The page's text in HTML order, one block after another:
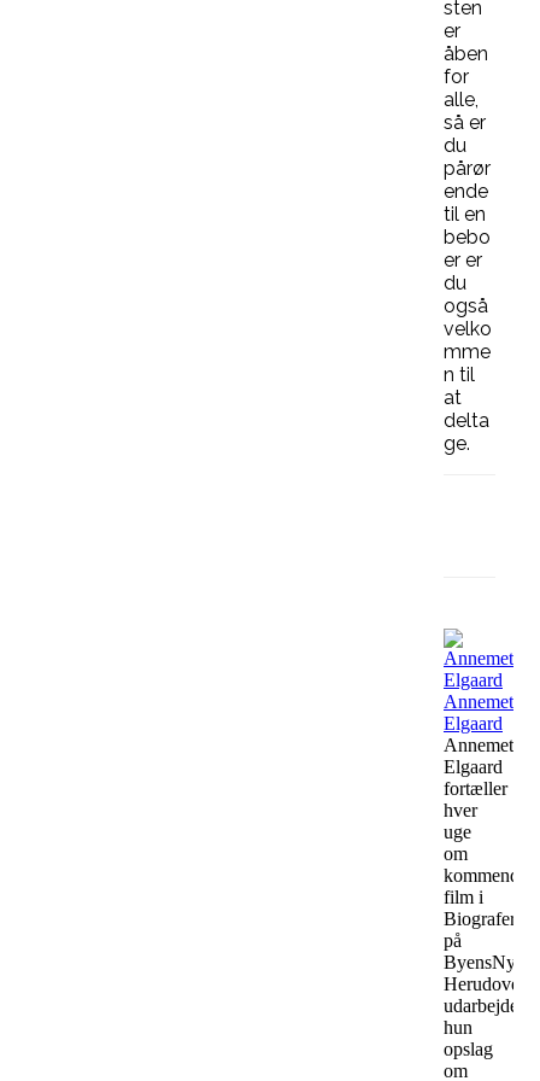
sten
er
åben
for
alle,
så er
du
pårør
ende
til en
bebo
er er
du
også
velko
mme
n til
at
delta
ge.
Annemette
Elgaard
Annemette
Elgaard
fortæller
hver
uge
om
kommende
film i
Biograferne
på
ByensNyt.
Herudover
udarbejder
hun
opslag
om